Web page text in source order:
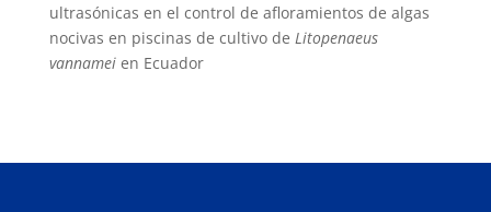
ultrasónicas en el control de afloramientos de algas
nocivas en piscinas de cultivo de Litopenaeus
vannameien Ecuador